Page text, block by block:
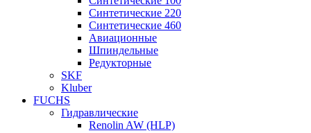
Синтетические 220
Синтетические 460
Авиационные
Шпиндельные
Редукторные
SKF
Kluber
FUCHS
Гидравлические
Renolin AW (HLP)